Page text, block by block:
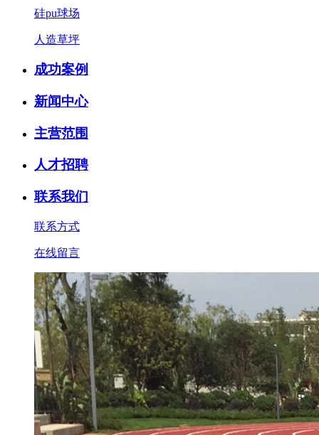
硅pu球场
人造草坪
成功案例
新闻中心
主营范围
人才招聘
联系我们
联系方式
在线留言